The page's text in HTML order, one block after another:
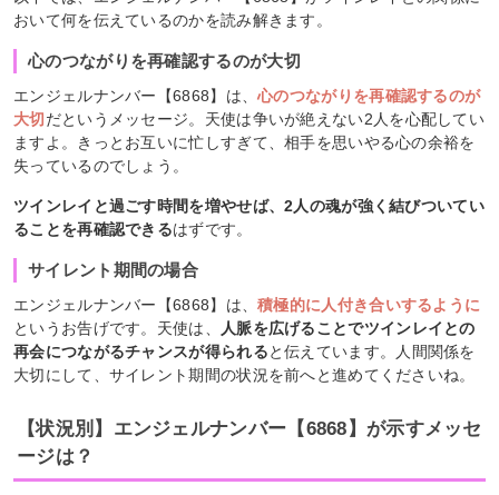
おいて何を伝えているのかを読み解きます。
心のつながりを再確認するのが大切
エンジェルナンバー【6868】は、心のつながりを再確認するのが
大切だというメッセージ。天使は争いが絶えない2人を心配してい
ますよ。きっとお互いに忙しすぎて、相手を思いやる心の余裕を
失っているのでしょう。
ツインレイと過ごす時間を増やせば、2人の魂が強く結びついてい
ることを再確認できるはずです。
サイレント期間の場合
エンジェルナンバー【6868】は、積極的に人付き合いするように
というお告げです。天使は、
人脈を広げることでツインレイとの
再会につながるチャンスが得られると伝えています。人間関係を
大切にして、サイレント期間の状況を前へと進めてくださいね。
【状況別】エンジェルナンバー【6868】が示すメッセ
ージは？